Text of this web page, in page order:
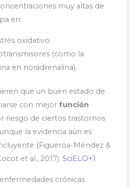
muy altas de
en:
oxidativo.
(como la
en noradrenalina).
que un buen estado de
con mejorfunción
riesgo de ciertos trastornos
la evidencia aún es
(Figueroa-Méndez &
et al., 2017).SciELO+1
crónicas